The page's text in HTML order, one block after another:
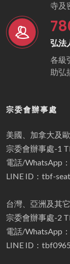
寺及
弘法
各級
助弘
宗委會辦事處
美國、加拿大及
宗委會辦事處-1
電話/WhatsApp
LINE ID：tbf-
台灣、亞洲及其
宗委會辦事處-2
電話/WhatsApp
LINE ID：